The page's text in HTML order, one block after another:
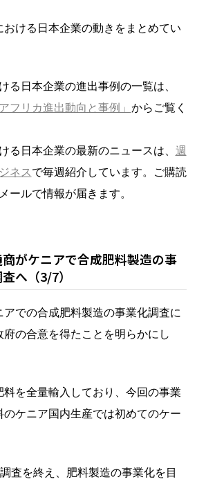
ける日本企業の動きをまとめてい
る日本企業の進出事例の一覧は、
フリカ進出動向と事例」 からご覧く
る日本企業の最新のニュースは、 週
ネスで毎週紹介しています。ご購読
ールで情報が届きます。
商がケニアで合成肥料製造の事
へ（3/7）
アでの合成肥料製造の事業化調査に
の合意を得たことを明らかにし
を全量輸入しており、今回の事業
のケニア国内生産では初めてのケー
査を終え、肥料製造の事業化を目